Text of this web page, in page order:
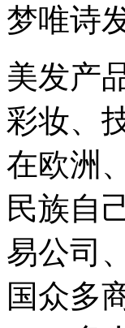
梦唯诗
美发产
彩妆、
在欧洲
民族自
易公司
国众多